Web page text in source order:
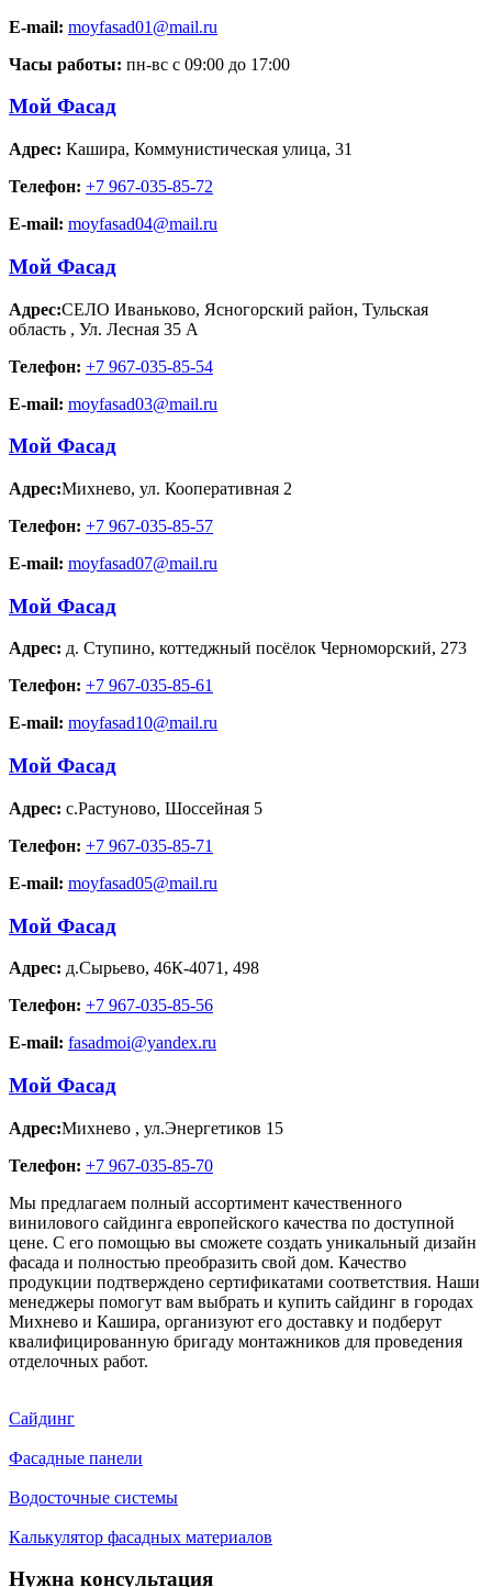
E-mail: moyfasad01@mail.ru
Часы работы: пн-вс с 09:00 до 17:00
Мой Фасад
Адрес: Кашира, Коммунистическая улица, 31
Телефон: +7 967-035-85-72
E-mail: moyfasad04@mail.ru
Мой Фасад
Адрес:СЕЛО Иваньково, Ясногорский район, Тульская
область , Ул. Лесная 35 А
Телефон: +7 967-035-85-54
E-mail: moyfasad03@mail.ru
Мой Фасад
Адрес:Михнево, ул. Кооперативная 2
Телефон: +7 967-035-85-57
E-mail: moyfasad07@mail.ru
Мой Фасад
Адрес: д. Ступино, коттеджный посёлок Черноморский, 273
Телефон: +7 967-035-85-61
E-mail: moyfasad10@mail.ru
Мой Фасад
Адрес: с.Растуново, Шоссейная 5
Телефон: +7 967-035-85-71
E-mail: moyfasad05@mail.ru
Мой Фасад
Адрес: д.Сырьево, 46К-4071, 498
Телефон: +7 967-035-85-56
E-mail: fasadmoi@yandex.ru
Мой Фасад
Адрес:Михнево , ул.Энергетиков 15
Телефон: +7 967-035-85-70
Мы предлагаем полный ассортимент качественного
винилового сайдинга европейского качества по доступной
цене. С его помощью вы сможете создать уникальный дизайн
фасада и полностью преобразить свой дом. Качество
продукции подтверждено сертификатами соответствия. Наши
менеджеры помогут вам выбрать и купить сайдинг в городах
Михнево и Кашира, организуют его доставку и подберут
квалифицированную бригаду монтажников для проведения
отделочных работ.
Сайдинг
Фасадные панели
Водосточные системы
Калькулятор фасадных материалов
Нужна консультация